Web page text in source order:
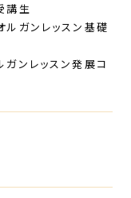
講生
ガンレッスン基礎
ンレッスン発展コ